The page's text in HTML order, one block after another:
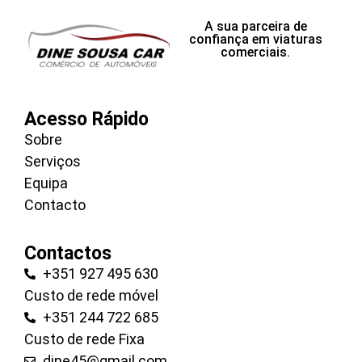
A sua parceira de
confiança em viaturas
comerciais.
Acesso Rápido
Sobre
Serviços
Equipa
Contacto
Contactos
+351 927 495 630
Custo de rede móvel
+351 244 722 685
Custo de rede Fixa